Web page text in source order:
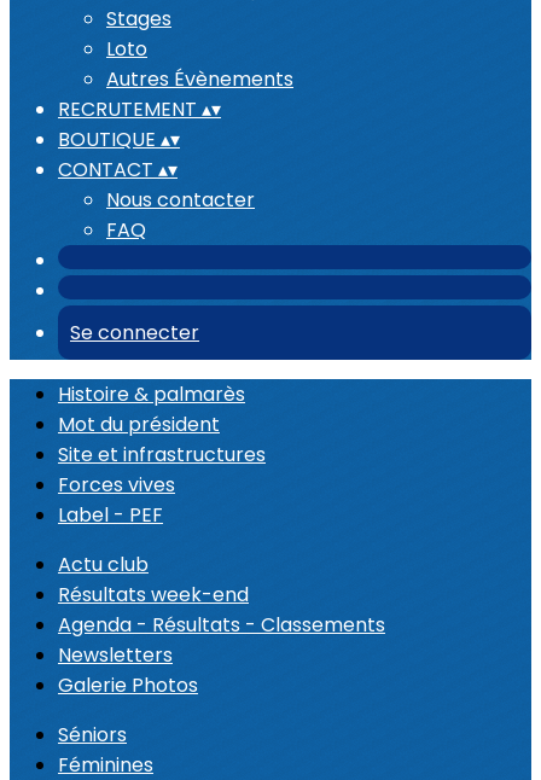
Stages
Loto
Autres Évènements
RECRUTEMENT ▴▾
BOUTIQUE ▴▾
CONTACT ▴▾
Nous contacter
FAQ
Se connecter
Histoire & palmarès
Mot du président
Site et infrastructures
Forces vives
Label - PEF
Actu club
Résultats week-end
Agenda - Résultats - Classements
Newsletters
Galerie Photos
Séniors
Féminines